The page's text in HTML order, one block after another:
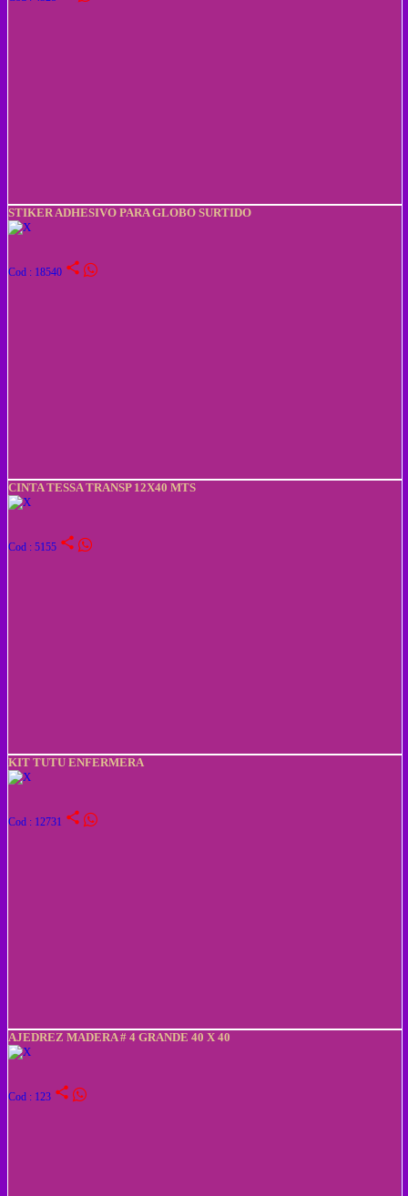
STIKER ADHESIVO PARA GLOBO SURTIDO
Cod : 18540 share
CINTA TESSA TRANSP 12X40 MTS
Cod : 5155 share
KIT TUTU ENFERMERA
Cod : 12731 share
AJEDREZ MADERA # 4 GRANDE 40 X 40
Cod : 123 share